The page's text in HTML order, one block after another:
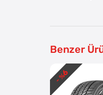
Benzer
- %
6